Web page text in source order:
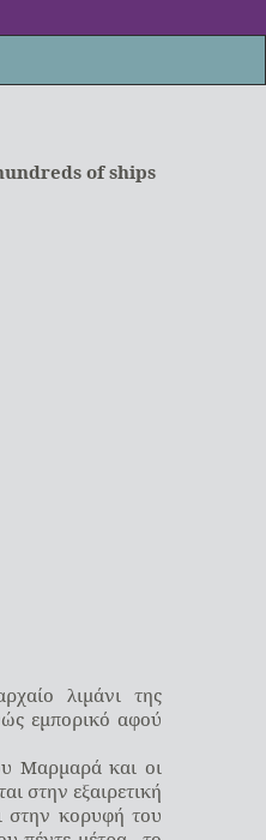
of ships
λιμάνι της
εμπορικό αφού
Μαρμαρά και οι
στην εξαιρετική
στην κορυφή του